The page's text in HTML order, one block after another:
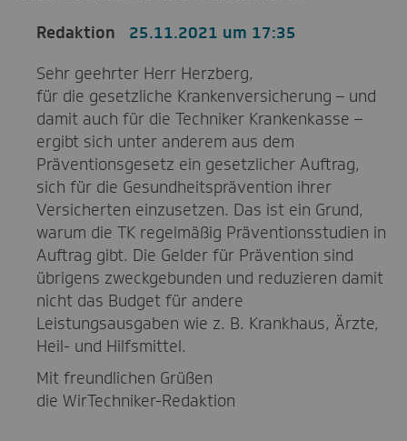
Redaktion
25.11.2021 um 17:35
Sehr geehrter Herr Herzberg,
für die gesetzliche Krankenversicherung – und
damit auch für die Techniker Krankenkasse –
ergibt sich unter anderem aus dem
Präventionsgesetz ein gesetzlicher Auftrag,
sich für die Gesundheitsprävention ihrer
Versicherten einzusetzen. Das ist ein Grund,
warum die TK regelmäßig Präventionsstudien in
Auftrag gibt. Die Gelder für Prävention sind
übrigens zweckgebunden und reduzieren damit
nicht das Budget für andere
Leistungsausgaben wie z. B. Krankhaus, Ärzte,
Heil- und Hilfsmittel.
Mit freundlichen Grüßen
die WirTechniker-Redaktion